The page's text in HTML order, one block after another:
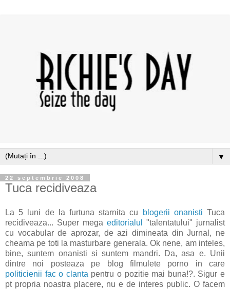
▼
22 septembrie 2008
Tuca recidiveaza
La 5 luni de la furtuna starnita cu blogerii onanisti Tuca
recidiveaza... Super mega editorialul
"talentatului" jurnalist
cu vocabular de aprozar, de azi dimineata din Jurnal, ne
cheama pe toti la masturbare generala. Ok nene, am inteles,
bine, suntem onanisti si suntem mandri. Da, asa e. Unii
dintre noi posteaza pe blog filmulete porno in care
politicienii fac o clanta pentru o pozitie mai buna!?. Sigur e
pt propria noastra placere, nu e de interes public. O facem